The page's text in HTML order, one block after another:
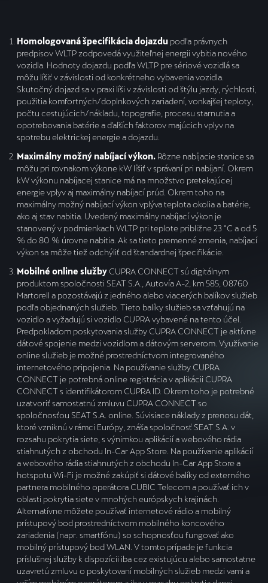
Homologovaná špecifikácia dojazdu podľa právnych
predpisov WLTP zodpovedá využiteľnej energii vybitia nového
vozidla. Hodnoty dojazdu podľa WLTP pre sériové vozidlá sa
môžu líšiť v závislosti od konkrétneho vybavenia vozidla.
Skutočný dojazd sa v praxi líši v závislosti od štýlu jazdy, rýchlosti,
použitia komfortných/doplnkových zariadení, vonkajšej teploty,
počtu cestujúcich/nákladu, topografie, procesu starnutia a
opotrebovania batérie a ďalších faktorov majúcich vplyv na
spotrebu elektrickej energie a dojazdu.
Maximálny možný nabíjací výkon. Rôzne nabíjacie stanice sa
môžu pri rovnakom výkone kW líšiť v správaní pri nabíjaní. Okrem
kW výkonu nabíjacej stanice má na množstvo pretekajúcej
energie vplyv aj maximálny nabíjací prúd. Okrem toho na
maximálny možný nabíjací výkon vplýva teplota okolia a batérie,
ako aj stav nabitia. Uvedený maximálny nabíjací výkon je
stanovený v podmienkach WLTP pri teplote približne 23 °C a od 5
% do 80 % úrovne nabitia. Ak sa tieto premenné zmenia, nabíjací
výkon sa môže tiež odchýliť od štandardnej špecifikácie.
Mobilné online služby CUPRA CONNECT sú digitálnym
produktom spoločnosti SEAT S.A., Autovía A-2, km 585, 08760
Martorell a pozostávajú z jedného alebo viacerých balíkov služieb
podľa objednaných služieb. Tieto balíky služieb sa vzťahujú na
vozidlo a vyžadujú si vozidlo CUPRA vybavené na tento účel.
Predpokladom poskytovania služby CUPRA CONNECT je aktívne
dátové spojenie medzi vozidlom a dátovým serverom. Využívanie
online služieb je možné prostredníctvom integrovaného
internetového pripojenia. Na používanie služby CUPRA
CONNECT je potrebná online registrácia v aplikácii CUPRA
CONNECT s identifikátorom CUPRA ID. Okrem toho je potrebné
uzatvoriť samostatnú zmluvu CUPRA CONNECT so
spoločnosťou SEAT S.A. online. Súvisiace náklady z prenosu dát,
ktoré vzniknú v rámci Európy, znáša spoločnosť SEAT S.A. v
rozsahu pokrytia siete, s výnimkou aplikácií a webového rádia
stiahnutých z obchodu In-Car App Store. Na používanie aplikácií
a webového rádia stiahnutých z obchodu In-Car App Store a
hotspotu Wi-Fi je možné zakúpiť si dátové balíky od externého
partnera mobilného operátora CUBIC Telecom a používať ich v
oblasti pokrytia siete v mnohých európskych krajinách.
Alternatívne môžete používať internetové rádio a mobilný
prístupový bod prostredníctvom mobilného koncového
zariadenia (napr. smartfónu) so schopnosťou fungovať ako
mobilný prístupový bod WLAN. V tomto prípade je funkcia
príslušnej služby k dispozícii iba cez existujúcu alebo samostatne
uzavretú zmluvu o poskytovaní mobilných služieb medzi vami a